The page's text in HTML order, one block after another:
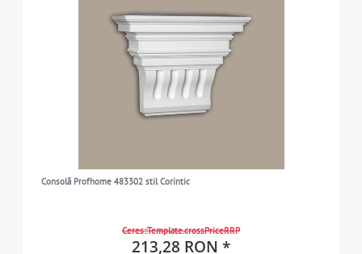
Consolă Profhome 483302 stil Corintic
Ceres::Template.crossPriceRRP
213,28 RON *